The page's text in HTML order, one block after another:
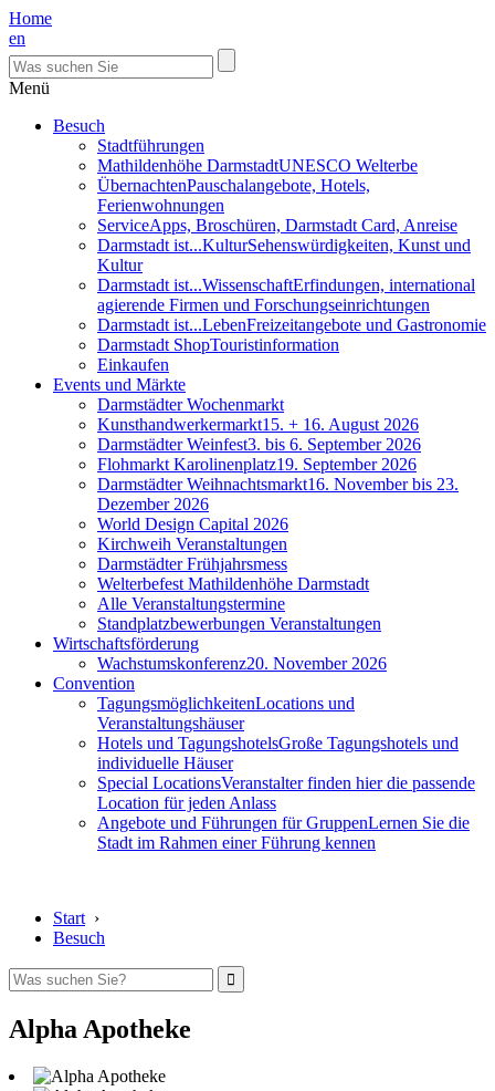
Home
en
Menü
Besuch
Stadtführungen
Mathildenhöhe DarmstadtUNESCO Welterbe
ÜbernachtenPauschalangebote, Hotels,
Ferienwohnungen
ServiceApps, Broschüren, Darmstadt Card, Anreise
Darmstadt ist...KulturSehenswürdigkeiten, Kunst und
Kultur
Darmstadt ist...WissenschaftErfindungen, international
agierende Firmen und Forschungseinrichtungen
Darmstadt ist...LebenFreizeitangebote und Gastronomie
Darmstadt ShopTouristinformation
Einkaufen
Events und Märkte
Darmstädter Wochenmarkt
Kunsthandwerkermarkt15. + 16. August 2026
Darmstädter Weinfest3. bis 6. September 2026
Flohmarkt Karolinenplatz19. September 2026
Darmstädter Weihnachtsmarkt16. November bis 23.
Dezember 2026
World Design Capital 2026
Kirchweih Veranstaltungen
Darmstädter Frühjahrsmess
Welterbefest Mathildenhöhe Darmstadt
Alle Veranstaltungstermine
Standplatzbewerbungen Veranstaltungen
Wirtschaftsförderung
Wachstumskonferenz20. November 2026
Convention
TagungsmöglichkeitenLocations und
Veranstaltungshäuser
Hotels und TagungshotelsGroße Tagungshotels und
individuelle Häuser
Special LocationsVeranstalter finden hier die passende
Location für jeden Anlass
Angebote und Führungen für GruppenLernen Sie die
Stadt im Rahmen einer Führung kennen
Start ›
Besuch
Alpha Apotheke